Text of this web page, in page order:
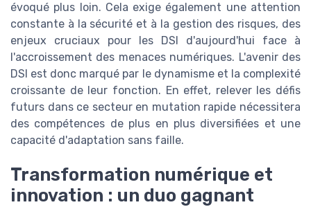
évoqué plus loin. Cela exige également une attention
constante à la sécurité et à la gestion des risques, des
enjeux cruciaux pour les DSI d'aujourd'hui face à
l'accroissement des menaces numériques. L'avenir des
DSI est donc marqué par le dynamisme et la complexité
croissante de leur fonction. En effet, relever les défis
futurs dans ce secteur en mutation rapide nécessitera
des compétences de plus en plus diversifiées et une
capacité d'adaptation sans faille.
Transformation numérique et
innovation : un duo gagnant